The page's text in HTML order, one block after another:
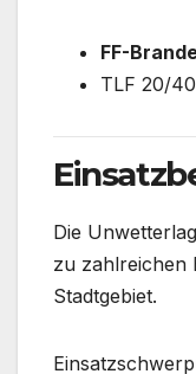
FF-
TLF 20/40
Die
zu zahlreichen
Stadtgebiet.